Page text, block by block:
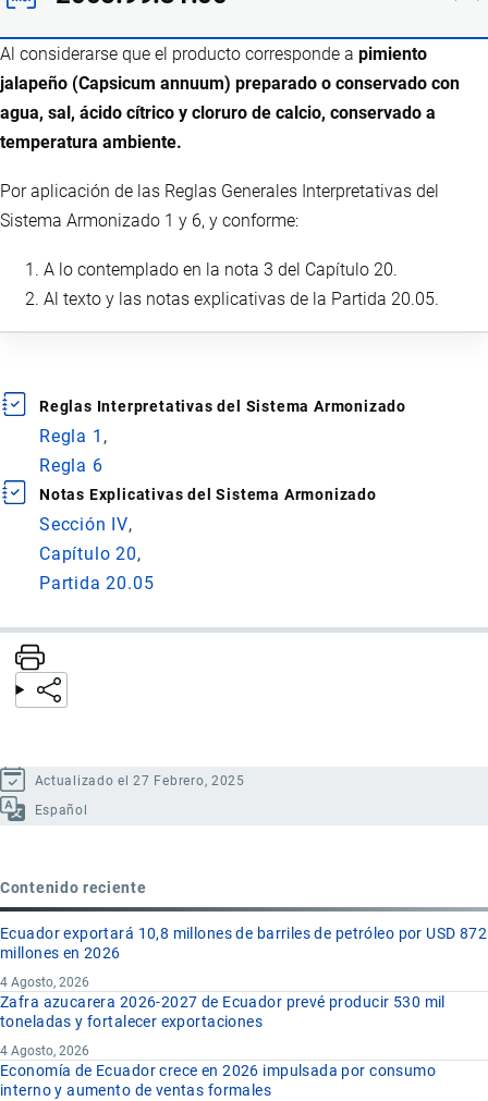
Al considerarse que el producto corresponde a pimiento
jalapeño (Capsicum annuum) preparado o conservado con
agua, sal, ácido cítrico y cloruro de calcio, conservado a
temperatura ambiente.
Por aplicación de las Reglas Generales Interpretativas del
Sistema Armonizado 1 y 6, y conforme:
A lo contemplado en la nota 3 del Capítulo 20.
Al texto y las notas explicativas de la Partida 20.05.
Reglas Interpretativas del Sistema Armonizado
Regla 1
Regla 6
Notas Explicativas del Sistema Armonizado
Sección IV
Capítulo 20
Partida 20.05
Actualizado el 27 Febrero, 2025
Español
Contenido reciente
Ecuador exportará 10,8 millones de barriles de petróleo por USD 872
millones en 2026
4 Agosto, 2026
Zafra azucarera 2026-2027 de Ecuador prevé producir 530 mil
toneladas y fortalecer exportaciones
4 Agosto, 2026
Economía de Ecuador crece en 2026 impulsada por consumo
interno y aumento de ventas formales